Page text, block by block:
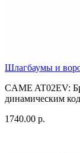
Шлагбаумы и
CAME AT02EV:
динамическим
1740.00 р.